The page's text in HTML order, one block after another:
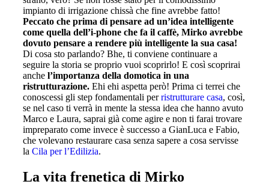
impianto di irrigazione chissà che fine avrebbe fatto!
Peccato che prima di pensare ad un’idea intelligente
come quella dell’i-phone che fa il caffè, Mirko avrebbe
dovuto pensare a rendere più intelligente la sua casa!
Di cosa sto parlando? Bhe, ti conviene continuare a
seguire la storia se proprio vuoi scoprirlo! E così scoprirai
anche l’importanza della domotica in una
ristrutturazione. Ehi ehi aspetta però! Prima ci terrei che
conoscessi gli step fondamentali perristrutturare casa, così,
se nel caso ti verrà in mente la stessa idea che hanno avuto
Marco e Laura, saprai già come agire e non ti farai trovare
impreparato come invece è successo a GianLuca e Fabio,
che volevano restaurare casa senza sapere a cosa servisse
la Cila per l’Edilizia.
La vita frenetica di Mirko